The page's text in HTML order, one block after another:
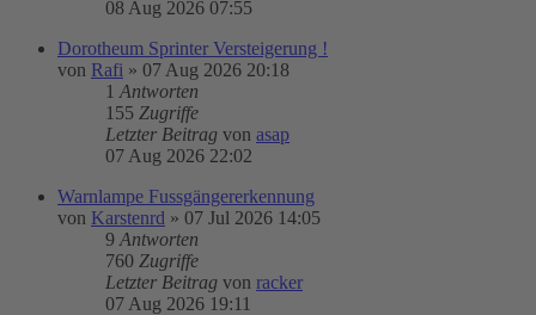
08 Aug 2026 07:55
Dorotheum Sprinter Versteigerung !
von Rafi » 07 Aug 2026 20:18
1 Antworten
155 Zugriffe
Letzter Beitrag von asap
07 Aug 2026 22:02
Warnlampe Fussgängererkennung
von Karstenrd » 07 Jul 2026 14:05
9 Antworten
760 Zugriffe
Letzter Beitrag von racker
07 Aug 2026 19:11